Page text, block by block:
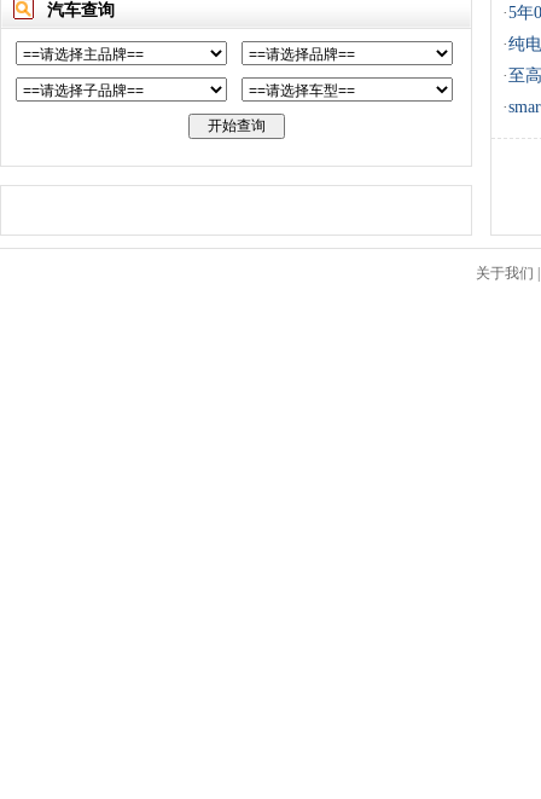
汽车查询
·5年
·纯
· 至
·
关于我们